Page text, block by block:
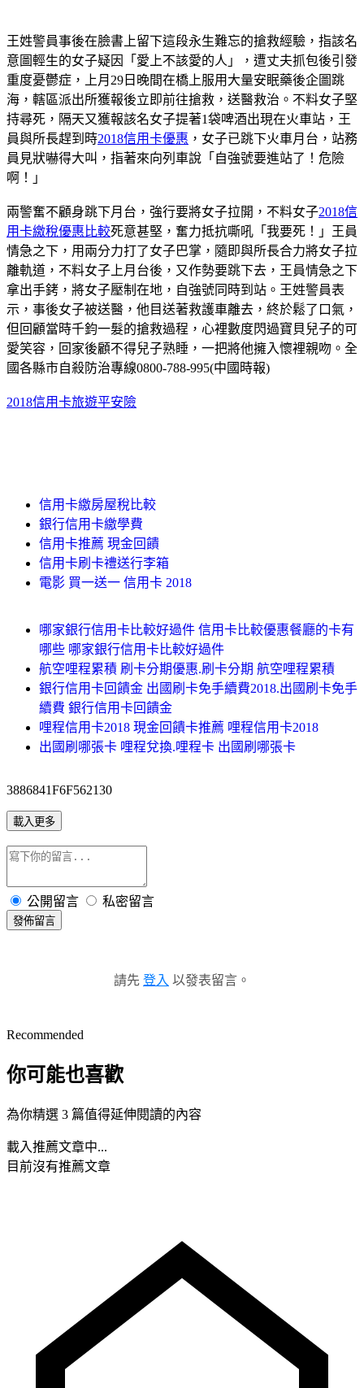
王姓警員事後在臉書上留下這段永生難忘的搶救經驗，指該名
意圖輕生的女子疑因「愛上不該愛的人」，遭丈夫抓包後引發
重度憂鬱症，上月29日晚間在橋上服用大量安眠藥後企圖跳
海，轄區派出所獲報後立即前往搶救，送醫救治。不料女子堅
持尋死，隔天又獲報該名女子提著1袋啤酒出現在火車站，王
員與所長趕到時2018信用卡優惠 ，女子已跳下火車月台，站務
員見狀嚇得大叫，指著來向列車說「自強號要進站了！危險
啊！」
兩警奮不顧身跳下月台，強行要將女子拉開，不料女子2018信
用卡繳稅優惠比較死意甚堅，奮力抵抗嘶吼「我要死！」王員
情急之下，用兩分力打了女子巴掌，隨即與所長合力將女子拉
離軌道，不料女子上月台後，又作勢要跳下去，王員情急之下
拿出手銬，將女子壓制在地，自強號同時到站。王姓警員表
示，事後女子被送醫，他目送著救護車離去，終於鬆了口氣，
但回顧當時千鈞一髮的搶救過程，心裡數度閃過寶貝兒子的可
愛笑容，回家後顧不得兒子熟睡，一把將他擁入懷裡親吻。全
國各縣市自殺防治專線0800-788-995(中國時報)
2018信用卡旅遊平安險
信用卡繳房屋稅比較
銀行信用卡繳學費
信用卡推薦 現金回饋
信用卡刷卡禮送行李箱
電影 買一送一 信用卡 2018
哪家銀行信用卡比較好過件 信用卡比較優惠餐廳的卡有
哪些 哪家銀行信用卡比較好過件
航空哩程累積 刷卡分期優惠.刷卡分期 航空哩程累積
銀行信用卡回饋金 出國刷卡免手續費2018.出國刷卡免手
續費 銀行信用卡回饋金
哩程信用卡2018 現金回饋卡推薦 哩程信用卡2018
出國刷哪張卡 哩程兌換.哩程卡 出國刷哪張卡
3886841F6F562130
載入更多
公開留言 私密留言
發佈留言
請先 登入 以發表留言。
Recommended
你可能也喜歡
為你精選 3 篇值得延伸閱讀的內容
載入推薦文章中...
目前沒有推薦文章